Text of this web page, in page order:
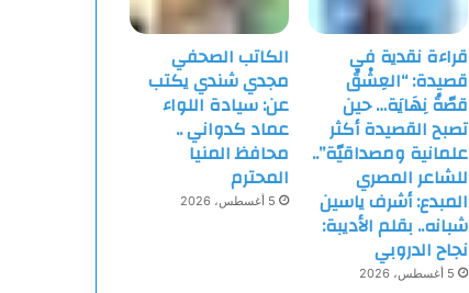
قراءة نقدية في
قصيدة: “العِشْقُ
قصّةُ نِهَايَة… حين
تصبح القصيدة أكثر
علمانية ومصداقيّة”..
للشاعر المصري
المبدع: أشرف ياسين
شبانه.. بقلم الأديبة:
نجاح الدروبي
5 أغسطس، 2026
الكاتب الصحفي
مجدي شندي يكتب
عن: سيادة اللواء
عماد كدواني ..
محافظ المنيا
المحترم
5 أغسطس، 2026